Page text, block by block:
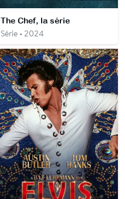
The Chef, la série
Série • 2024